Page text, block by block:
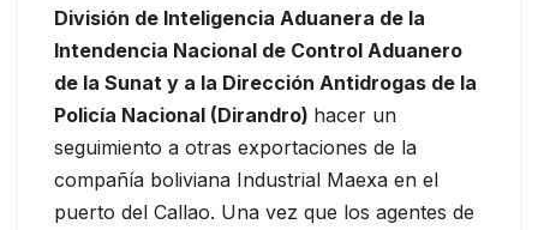
División de Inteligencia Aduanera de la
Intendencia Nacional de Control Aduanero
de la Sunat y a la Dirección Antidrogas de la
Policía Nacional (Dirandro) hacer un
seguimiento a otras exportaciones de la
compañía boliviana Industrial Maexa en el
puerto del Callao. Una vez que los agentes de